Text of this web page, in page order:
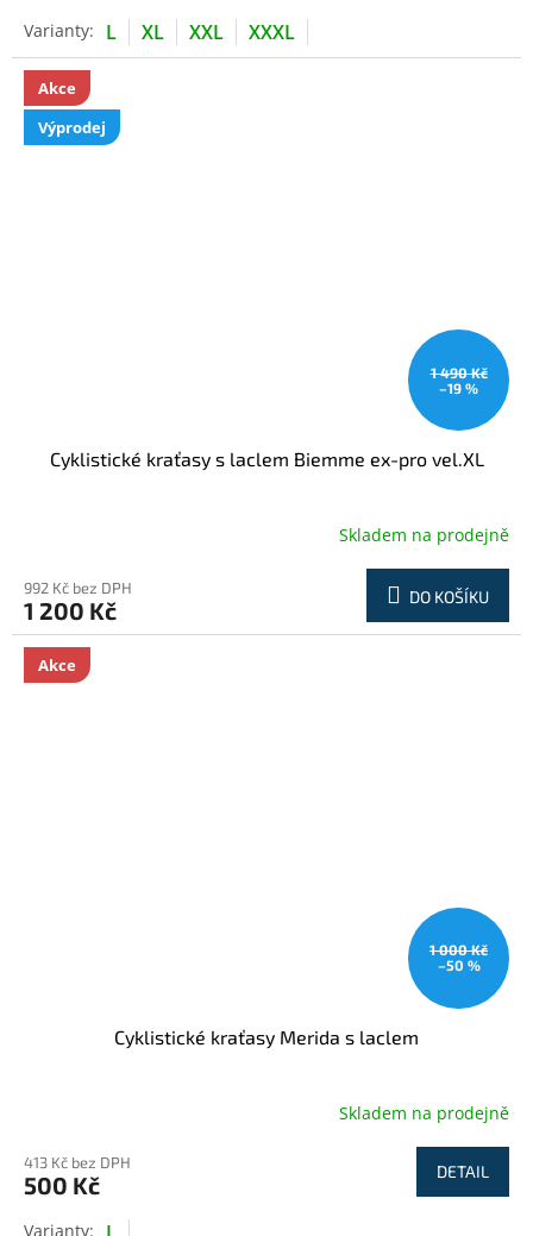
L XL XXL XXXL
Akce
Výprodej
1 490 Kč
–19 %
Cyklistické kraťasy s laclem Biemme ex-pro vel.XL
Skladem na prodejně
992 Kč bez DPH
1 200 Kč DO KOŠÍKU
Akce
1 000 Kč
–50 %
Cyklistické kraťasy Merida s laclem
Skladem na prodejně
413 Kč bez DPH
500 Kč DETAIL